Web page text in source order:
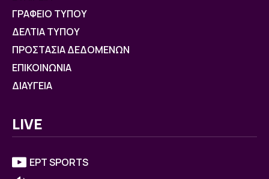
ΓΡΑΦΕΙΟ ΤΥΠΟΥ
ΔΕΛΤΙΑ ΤΥΠΟΥ
ΠΡΟΣΤΑΣΙΑ ΔΕΔΟΜΕΝΩΝ
ΕΠΙΚΟΙΝΩΝΙΑ
ΔΙΑΥΓΕΙΑ
LIVE
ΕΡΤ SPORTS